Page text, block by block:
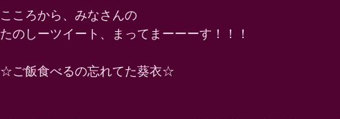
こころから、みなさんの
たのしーツイート、まってまーーーす！！！
☆ご飯食べるの忘れてた葵衣☆